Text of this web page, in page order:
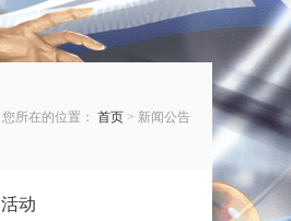
您所在的位置： 首页 > 新闻公告
活动